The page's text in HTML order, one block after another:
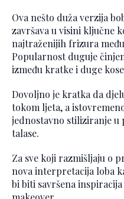
Ova nešto duža verzija
završava u visini ključne
najtraženijih frizura
Popularnost duguje
između kratke i duge
Dovoljno je kratka da
tokom ljeta, a
jednostavno stiliziranje
talase.
Za sve koji razmišljaju o
nova interpretacija loba
bi biti savršena